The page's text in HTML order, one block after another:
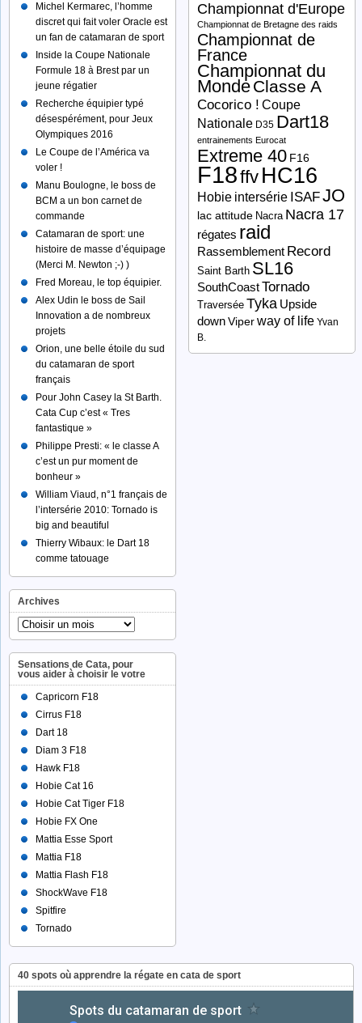
Michel Kermarec, l’homme
discret qui fait voler Oracle est
un fan de catamaran de sport
Inside la Coupe Nationale
Formule 18 à Brest par un
jeune régatier
Recherche équipier typé
désespérément, pour Jeux
Olympiques 2016
Le Coupe de l’América va
voler !
Manu Boulogne, le boss de
BCM a un bon carnet de
commande
Catamaran de sport: une
histoire de masse d’équipage
(Merci M. Newton ;-) )
Fred Moreau, le top équipier.
Alex Udin le boss de Sail
Innovation a de nombreux
projets
Orion, une belle étoile du sud
du catamaran de sport
français
Pour John Casey la St Barth.
Cata Cup c’est « Tres
fantastique »
Philippe Presti: « le classe A
c’est un pur moment de
bonheur »
William Viaud, n°1 français de
l’intersérie 2010: Tornado is
big and beautiful
Thierry Wibaux: le Dart 18
comme tatouage
Archives
Sensations de Cata, pour
vous aider à choisir le votre
Capricorn F18
Cirrus F18
Dart 18
Diam 3 F18
Hawk F18
Hobie Cat 16
Hobie Cat Tiger F18
Hobie FX One
Mattia Esse Sport
Mattia F18
Mattia Flash F18
ShockWave F18
Spitfire
Tornado
Championnat d'Europe
Championnat de Bretagne des raids
Championnat de
France
Championnat du
MondeClasse A
Cocorico ! Coupe
Nationale D35 Dart18
entrainements Eurocat
Extreme 40 F16
F18ffv HC16
Hobie intersérie ISAFJO
lac attitude Nacra Nacra 17
régates raid
Rassemblement Record
Saint Barth SL16
SouthCoastTornado
Traversée Tyka Upside
downViperway of life Yvan
B.
40 spots où apprendre la régate en cata de sport